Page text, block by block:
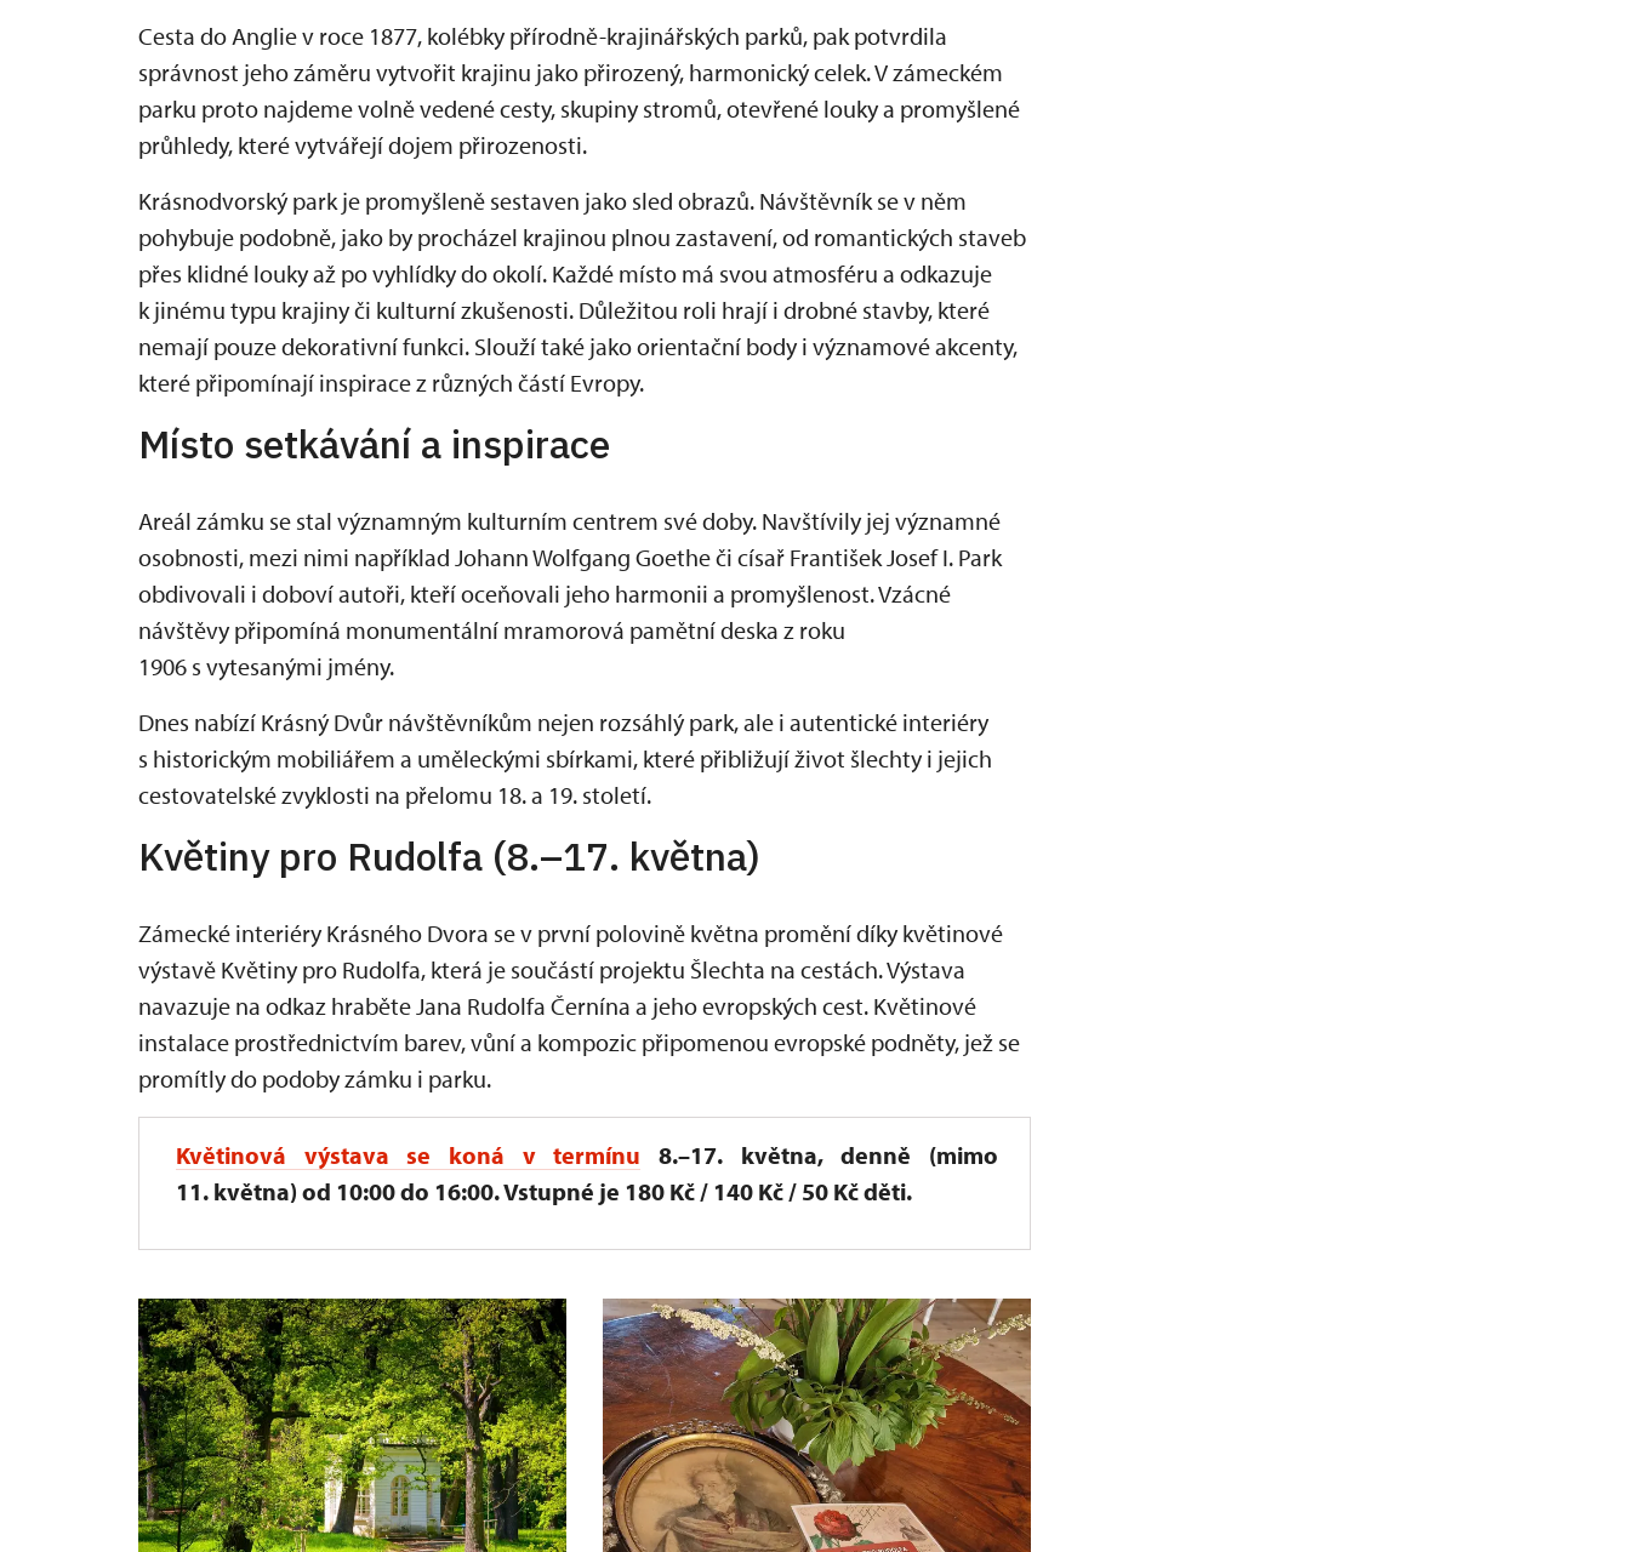
Cesta do Anglie v roce 1877, kolébky přírodně-krajinářských parků, pak potvrdila
správnost jeho záměru vytvořit krajinu jako přirozený, harmonický celek. V zámeckém
parku proto najdeme volně vedené cesty, skupiny stromů, otevřené louky a promyšlené
průhledy, které vytvářejí dojem přirozenosti.
Krásnodvorský park je promyšleně sestaven jako sled obrazů. Návštěvník se v něm
pohybuje podobně, jako by procházel krajinou plnou zastavení, od romantických staveb
přes klidné louky až po vyhlídky do okolí. Každé místo má svou atmosféru a odkazuje
k jinému typu krajiny či kulturní zkušenosti. Důležitou roli hrají i drobné stavby, které
nemají pouze dekorativní funkci. Slouží také jako orientační body i významové akcenty,
které připomínají inspirace z různých částí Evropy.
Místo setkávání a inspirace
Areál zámku se stal významným kulturním centrem své doby. Navštívily jej významné
osobnosti, mezi nimi například Johann Wolfgang Goethe či císař František Josef I. Park
obdivovali i doboví autoři, kteří oceňovali jeho harmonii a promyšlenost. Vzácné
návštěvy připomíná monumentální mramorová pamětní deska z roku
1906 s vytesanými jmény.
Dnes nabízí Krásný Dvůr návštěvníkům nejen rozsáhlý park, ale i autentické interiéry
s historickým mobiliářem a uměleckými sbírkami, které přibližují život šlechty i jejich
cestovatelské zvyklosti na přelomu 18. a 19. století.
Květiny pro Rudolfa (8.–17. května)
Zámecké interiéry Krásného Dvora se v první polovině května promění díky květinové
výstavě Květiny pro Rudolfa, která je součástí projektu Šlechta na cestách. Výstava
navazuje na odkaz hraběte Jana Rudolfa Černína a jeho evropských cest. Květinové
instalace prostřednictvím barev, vůní a kompozic připomenou evropské podněty, jež se
promítly do podoby zámku i parku.
Květinová výstava se koná v termínu 8.–17. května, denně (mimo
11. května) od 10:00 do 16:00. Vstupné je 180 Kč / 140 Kč / 50 Kč děti.